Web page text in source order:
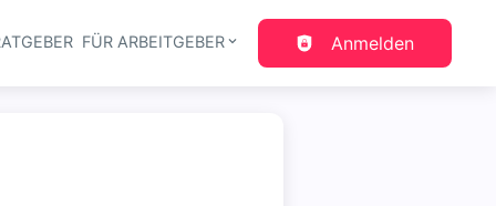
FÜR ARBEITGEBER Anmelden